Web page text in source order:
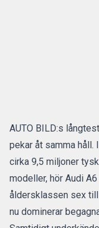
AUTO BILD:s
pekar åt samma håll. I
cirka 9,5 miljoner
modeller, hör Audi
åldersklassen sex
nu dominerar